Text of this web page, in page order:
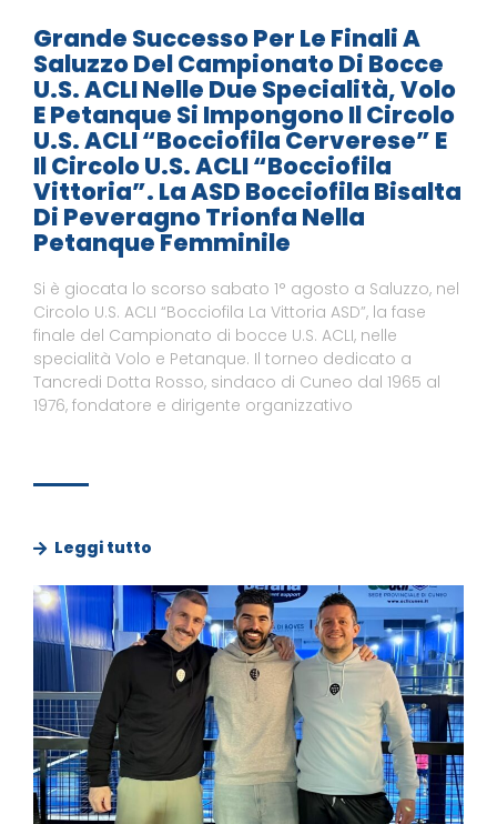
Grande Successo Per Le Finali A
Saluzzo Del Campionato Di Bocce
U.S. ACLI Nelle Due Specialità, Volo
E Petanque Si Impongono Il Circolo
U.S. ACLI “Bocciofila Cerverese” E
Il Circolo U.S. ACLI “Bocciofila
Vittoria”. La ASD Bocciofila Bisalta
Di Peveragno Trionfa Nella
Petanque Femminile
Si è giocata lo scorso sabato 1° agosto a Saluzzo, nel
Circolo U.S. ACLI “Bocciofila La Vittoria ASD”, la fase
finale del Campionato di bocce U.S. ACLI, nelle
specialità Volo e Petanque. Il torneo dedicato a
Tancredi Dotta Rosso, sindaco di Cuneo dal 1965 al
1976, fondatore e dirigente organizzativo
Leggi tutto